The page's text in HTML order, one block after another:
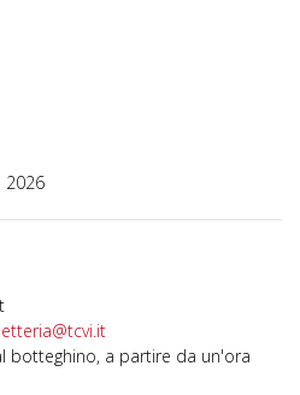
2026
botteghino, a partire da un'ora